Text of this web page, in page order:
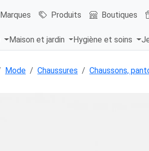
Marques Produits Boutiques
Maison et jardin Hygiène et soins
Mode Chaussures Chaussons,